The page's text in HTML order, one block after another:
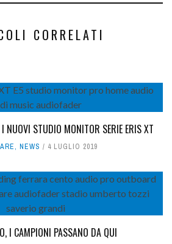
CORRELATI
NUOVI STUDIO MONITOR SERIE ERIS XT
, NEWS 4 LUGLIO 2019
I CAMPIONI PASSANO DA QUI